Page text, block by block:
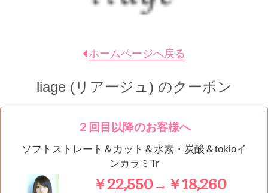
ホームページへ戻る
liage (リアージュ) のクーポン
２回目以降のお客様へ
ソフトストレート＆カット＆水素・炭酸＆tokioイ
ンカラミTr
￥22,550→￥18,260